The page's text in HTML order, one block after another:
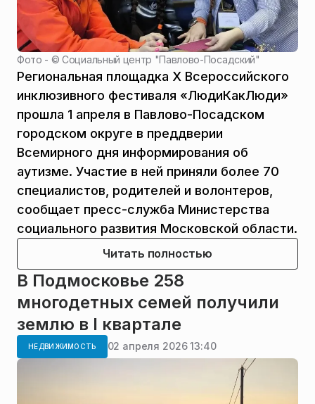
Фото - ©Социальный центр "Павлово-Посадский"
Региональная площадка Х Всероссийского
инклюзивного фестиваля «ЛюдиКакЛюди»
прошла 1 апреля в Павлово-Посадском
городском округе в преддверии
Всемирного дня информирования об
аутизме. Участие в ней приняли более 70
специалистов, родителей и волонтеров,
сообщает пресс-служба Министерства
социального развития Московской области.
Читать полностью
В Подмосковье 258
многодетных семей получили
землю в I квартале
НЕДВИЖИМОСТЬ 02 апреля 2026 13:40